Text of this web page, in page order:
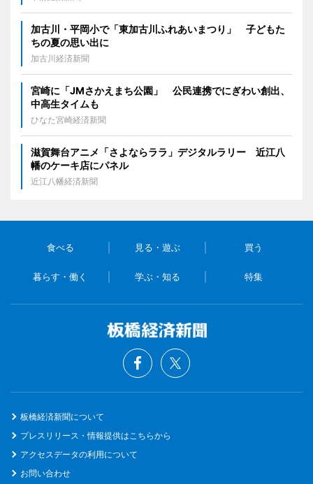
加古川・平岡小で「東加古川ふれあいまつり」 子どもた
ちの夏の思い出に
加古川経済新聞
宮崎に「JMさかえまち公園」 公民連携でにぎわい創出、
中高生タイムも
ひなた宮崎経済新聞
滋賀舞台アニメ「さよならララ」デジタルラリー 近江八
幡のケーキ店にパネル
近江八幡経済新聞
食べる 見る・遊ぶ 買う
暮らす・働く 学ぶ・知る 特集
板橋経済新聞について
プレスリリース・情報提供はこちらから
アクセスデータの利用について
お問い合わせ